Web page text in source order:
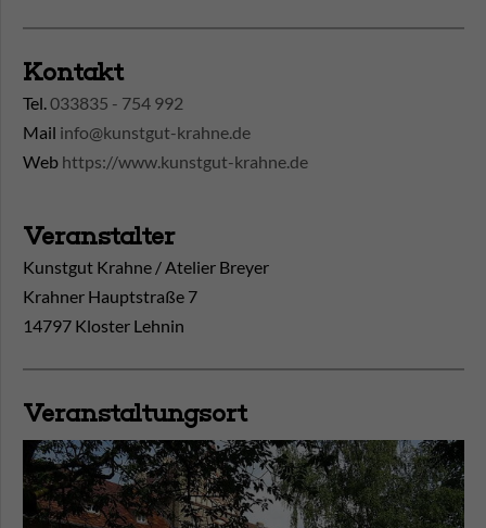
Kontakt
Tel.033835 - 754 992
Mail info@kunstgut-krahne.de
Web https://www.kunstgut-krahne.de
Veranstalter
Kunstgut Krahne / Atelier Breyer
Krahner Hauptstraße 7
14797 Kloster Lehnin
Veranstaltungsort